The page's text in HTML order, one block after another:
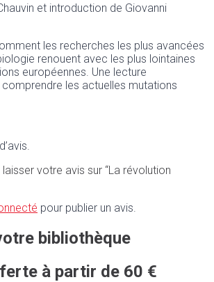
et introduction de Giovanni
les recherches les plus avancées
renouent avec les plus lointaines
européennes. Une lecture
les actuelles mutations
votre avis sur “La révolution
pour publier un avis.
bibliothèque
à partir de 60 €